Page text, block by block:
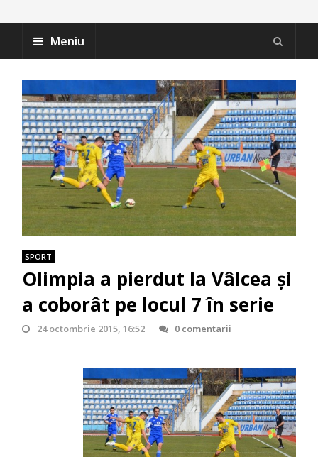
Meniu
SPORT
Olimpia a pierdut la Vâlcea şi
a coborât pe locul 7 în serie
24 octombrie 2015, 16:52 0 comentarii